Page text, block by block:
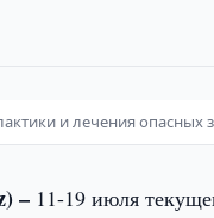
и лечения опасных
– 11-19 июля